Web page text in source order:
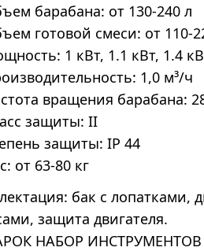
барабана: от 130-240 л
готовой смеси: от 110-
1 кВт, 1.1 кВт, 1.4
1,0 м³/ч
вращения барабана:
защиты: II
защиты: IP 44
от 63-80 кг
бак с лопатками,
защита двигателя.
НАБОР ИНСТРУМЕНТОВ